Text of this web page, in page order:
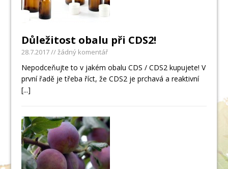
Důležitost obalu při CDS2!
28.7.2017// žádný komentář
Nepodceňujte to v jakém obalu CDS / CDS2 kupujete! V
první řadě je třeba říct, že CDS2 je prchavá a reaktivní
[...]